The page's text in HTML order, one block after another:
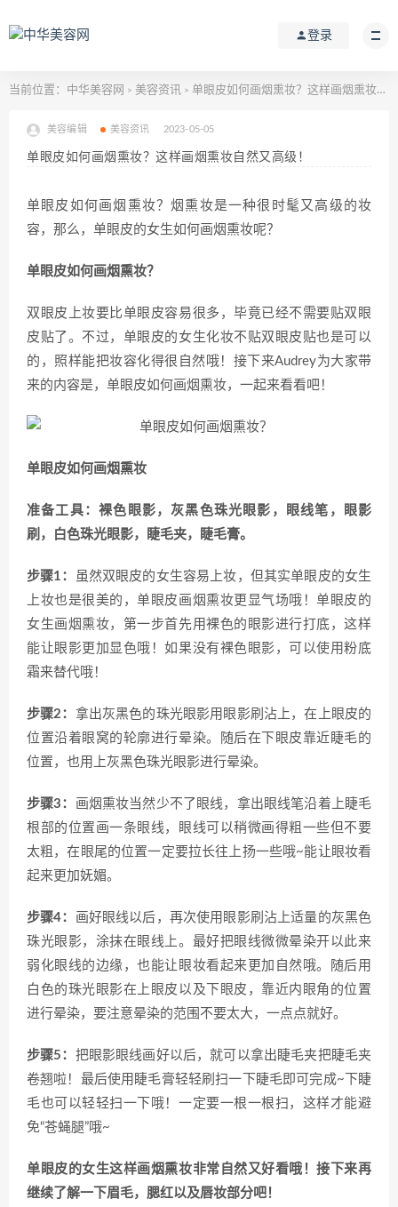
登录
当前位置： 中华美容网 > 美容资讯 > 单眼皮如何画烟熏妆？这样画烟熏妆自然又高级！
美容编辑 美容资讯 2023-05-05
单眼皮如何画烟熏妆？这样画烟熏妆自然又高级！
单眼皮如何画烟熏妆？烟熏妆是一种很时髦又高级的妆
容，那么，单眼皮的女生如何画烟熏妆呢？
单眼皮如何画烟熏妆？
双眼皮上妆要比单眼皮容易很多，毕竟已经不需要贴双眼
皮贴了。不过，单眼皮的女生化妆不贴双眼皮贴也是可以
的，照样能把妆容化得很自然哦！接下来Audrey为大家带
来的内容是，单眼皮如何画烟熏妆，一起来看看吧！
单眼皮如何画烟熏妆
准备工具：裸色眼影，灰黑色珠光眼影，眼线笔，眼影
刷，白色珠光眼影，睫毛夹，睫毛膏。
步骤1：
虽然双眼皮的女生容易上妆，但其实单眼皮的女生
上妆也是很美的，单眼皮画烟熏妆更显气场哦！单眼皮的
女生画烟熏妆，第一步首先用裸色的眼影进行打底，这样
能让眼影更加显色哦！如果没有裸色眼影，可以使用粉底
霜来替代哦！
步骤2： 拿出灰黑色的珠光眼影用眼影刷沾上，在上眼皮的
位置沿着眼窝的轮廓进行晕染。随后在下眼皮靠近睫毛的
位置，也用上灰黑色珠光眼影进行晕染。
步骤3： 画烟熏妆当然少不了眼线，拿出眼线笔沿着上睫毛
根部的位置画一条眼线，眼线可以稍微画得粗一些但不要
太粗，在眼尾的位置一定要拉长往上扬一些哦~能让眼妆看
起来更加妩媚。
步骤4： 画好眼线以后，再次使用眼影刷沾上适量的灰黑色
珠光眼影，涂抹在眼线上。最好把眼线微微晕染开以此来
弱化眼线的边缘，也能让眼妆看起来更加自然哦。随后用
白色的珠光眼影在上眼皮以及下眼皮，靠近内眼角的位置
进行晕染，要注意晕染的范围不要太大，一点点就好。
步骤5： 把眼影眼线画好以后，就可以拿出睫毛夹把睫毛夹
卷翘啦！最后使用睫毛膏轻轻刷扫一下睫毛即可完成~下睫
毛也可以轻轻扫一下哦！一定要一根一根扫，这样才能避
免“苍蝇腿”哦~
单眼皮的女生这样画烟熏妆非常自然又好看哦！接下来再
继续了解一下眉毛，腮红以及唇妆部分吧！